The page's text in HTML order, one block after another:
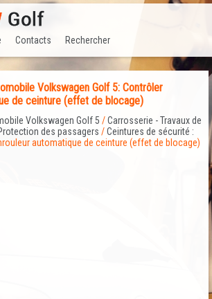
Contacts Rechercher
Volkswagen Golf 5: Contrôler
de ceinture (effet de blocage)
Volkswagen Golf 5 /Carrosserie - Travaux de
des passagers /Ceintures de sécurité :
automatique de ceinture (effet de blocage)